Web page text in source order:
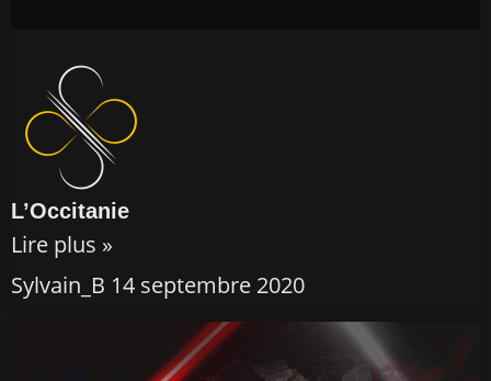
L’Occitanie
Lire plus »
Sylvain_B 14 septembre 2020